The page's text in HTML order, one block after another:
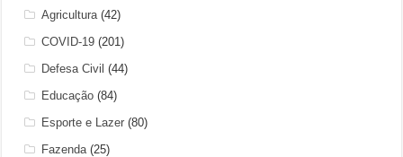
Agricultura (42)
COVID-19 (201)
Defesa Civil (44)
Educação (84)
Esporte e Lazer (80)
Fazenda (25)